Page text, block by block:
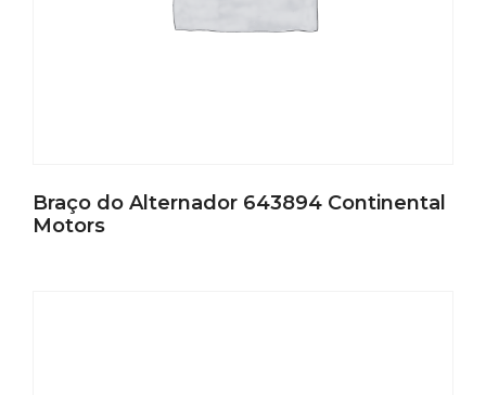
Braço do Alternador 643894 Continental
Motors